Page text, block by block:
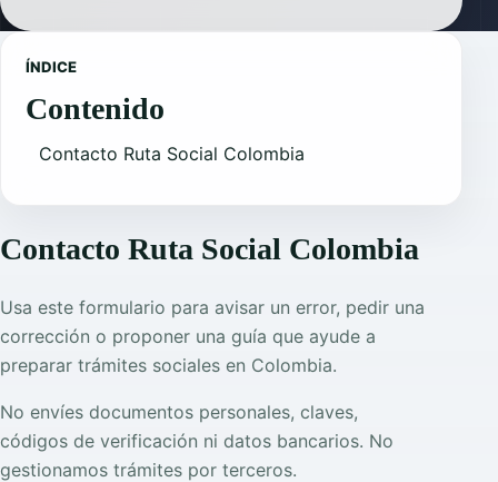
ÍNDICE
Contenido
Contacto Ruta Social Colombia
Contacto Ruta Social Colombia
Usa este formulario para avisar un error, pedir una
corrección o proponer una guía que ayude a
preparar trámites sociales en Colombia.
No envíes documentos personales, claves,
códigos de verificación ni datos bancarios. No
gestionamos trámites por terceros.